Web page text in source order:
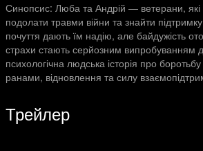
Синопсис: Люба та Андрій — ветерани,
подолати травми війни та знайти
почуття дають їм надію, але байдужість
страхи стають серйозним випробуванням
психологічна людська історія про
ранами, відновлення та силу
Трейлер